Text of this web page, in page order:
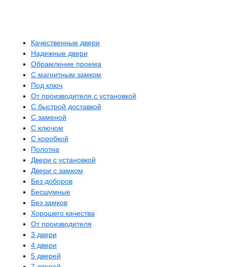
Качественные двери
Надежные двери
Обрамление проема
С магнитным замком
Под ключ
От производителя с установкой
С быстрой доставкой
С заменой
С ключом
С коробкой
Полотна
Двери с установкой
Двери с замком
Без доборов
Бесшумные
Без замков
Хорошего качества
От производителя
3 двери
4 двери
5 дверей